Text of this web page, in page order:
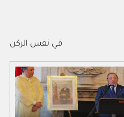
في نفس الركن